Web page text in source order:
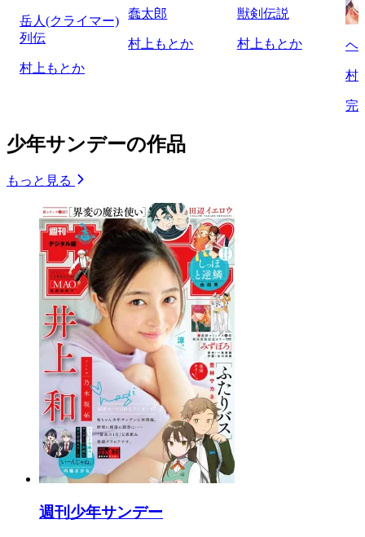
岳人(クライマー)
列伝
村上もとか
蠢太郎
村上もとか
獣剣伝説
村上もとか ヘ
村
完
少年サンデーの作品
もっと見る
週刊少年サンデー